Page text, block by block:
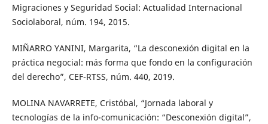
Migraciones y Seguridad Social: Actualidad Internacional
Sociolaboral, núm. 194, 2015.
MIÑARRO YANINI, Margarita, “La desconexión digital en la
práctica negocial: más forma que fondo en la configuración
del derecho”, CEF-RTSS, núm. 440, 2019.
MOLINA NAVARRETE, Cristóbal, “Jornada laboral y
tecnologías de la info-comunicación: “Desconexión digital”,